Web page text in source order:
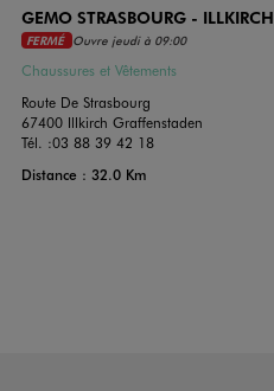
GEMO STRASBOURG - ILLKIRCH
FERMÉ Ouvre jeudi à 09:00
Chaussures et Vêtements
Route De Strasbourg
67400 Illkirch Graffenstaden
Tél. :03 88 39 42 18
Distance : 32.0 Km